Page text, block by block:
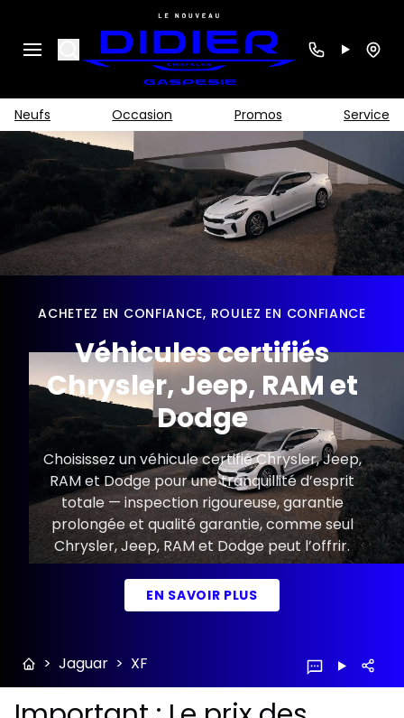
Search
Neufs Occasion Promos Service
ACHETEZ EN CONFIANCE, ROULEZ EN CONFIANCE
Véhicules certifiés
Chrysler, Jeep, RAM et
Dodge
Choisissez un véhicule certifié Chrysler, Jeep,
RAM et Dodge pour une tranquillité d’esprit
totale — inspection rigoureuse, garantie
prolongée et qualité garantie, comme seul
Chrysler, Jeep, RAM et Dodge peut l’offrir.
EN SAVOIR PLUS
> Jaguar > XF